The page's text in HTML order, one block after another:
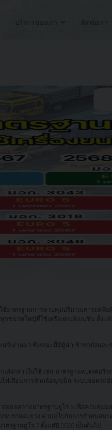
มาตรฐานการควบคุมปริมาณสารมลพิ
นาดใหญ่ที่ใช้เครื่องยนต์เบนชิน ตั้งแต่
นที่ ผ่านมา ซึ่งขณะนี้มีผู้นำเข้ารถบัสแล
งกล่าวไปใช้ เช่น มาตรฐานแบตเตอ
ฟเตือนการห้ามล้อฉุกเฉิน ระบบจอดร
ยอดจากมาตรฐานยูโร 6 เพื่อควบคุมม
บรกและยาง ควบคู่ไปกับการกำหนดม
รฐานยูโร 7 ตั้งแต่ปี 2026 เป็นต้นไป